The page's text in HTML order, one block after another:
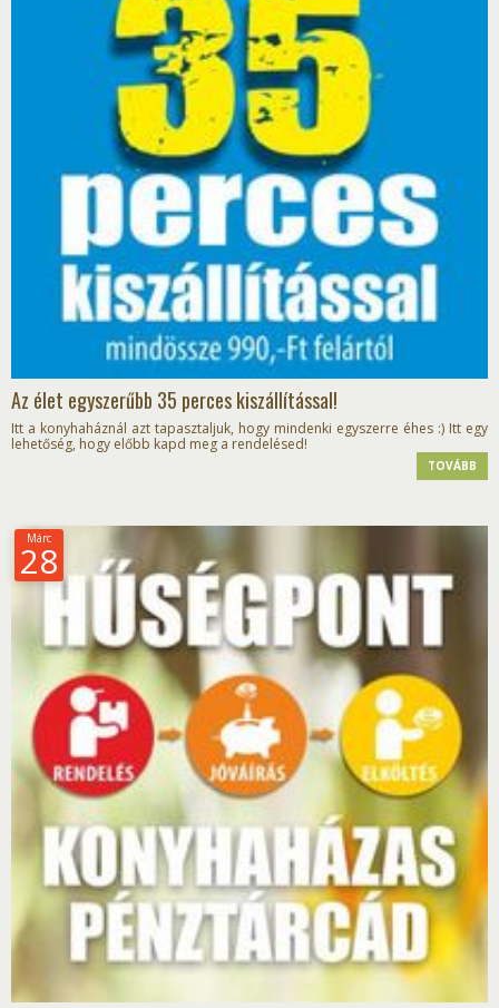
Az élet egyszerűbb 35 perces kiszállítással!
Itt a konyhaháznál azt tapasztaljuk, hogy mindenki egyszerre éhes :) Itt egy
lehetőség, hogy előbb kapd meg a rendelésed!
TOVÁBB
Márc
28